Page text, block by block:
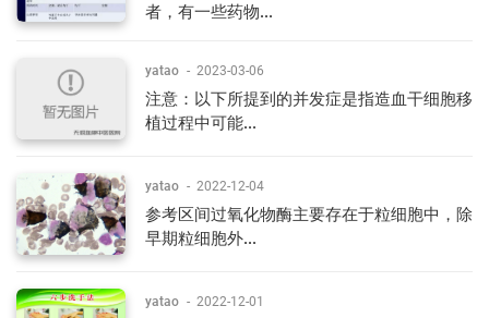
者，有一些药物...
yatao - 2023-03-06
注意：以下所提到的并发症是指造血干细胞移
植过程中可能...
yatao - 2022-12-04
参考区间过氧化物酶主要存在于粒细胞中，除
早期粒细胞外...
yatao - 2022-12-01